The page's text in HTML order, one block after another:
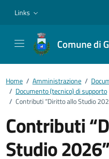
Links
Comune di
Home / Amministrazione /
/ Documento (tecnico) di supporto
/ Contributi “Diritto allo Studio
Contributi
Studio